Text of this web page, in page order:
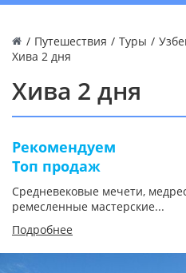
/ Путешествия / Туры /
Хива 2 дня
Хива 2 дня
Рекомендуем
Топ продаж
Средневековые мечети,
ремесленные мастерские...
Подробнее